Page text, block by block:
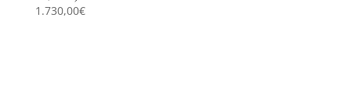
1.730,00€